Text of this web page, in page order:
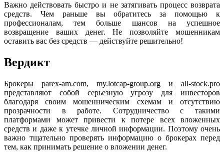
Важно действовать быстро и не затягивать процесс возврата
средств. Чем раньше вы обратитесь за помощью к
профессионалам, тем больше шансов на успешное
возвращение ваших денег. Не позволяйте мошенникам
оставить вас без средств — действуйте решительно!
Вердикт
Брокеры parex-am.com, my.lotcap-group.org и all-stock.pro
представляют собой серьезную угрозу для инвесторов
благодаря своим мошенническим схемам и отсутствию
прозрачности в работе. Сотрудничество с такими
платформами может привести к потере всех вложенных
средств и даже к утечке личной информации. Поэтому очень
важно тщательно проверять информацию о брокерах перед
тем, как принимать решение о вложении денег.